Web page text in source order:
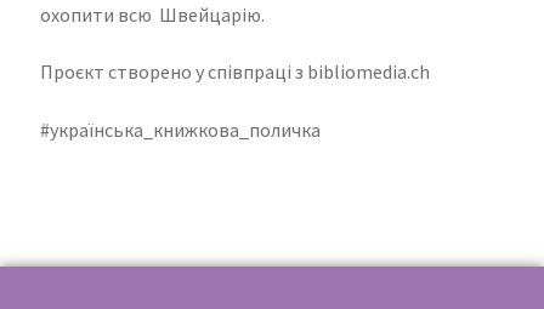
охопити всю Швейцарію.
Проєкт створено у співпраці з bibliomedia.ch
#українська_книжкова_поличка